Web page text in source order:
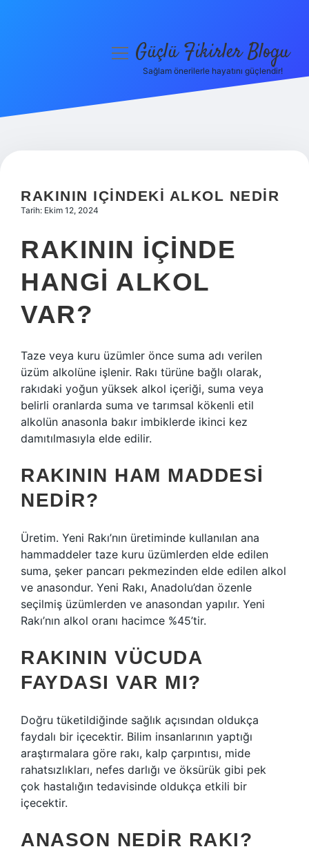
Hakkımızda
menüyüGüçlü Fikirler Blogu
Sağlam önerilerle hayatını güçlendir!
RAKININ IÇINDEKI ALKOL NEDIR
Tarih: Ekim 12, 2024
RAKININ IÇINDE
HANGI ALKOL
VAR?
Taze veya kuru üzümler önce suma adı verilen
üzüm alkolüne işlenir. Rakı türüne bağlı olarak,
rakıdaki yoğun yüksek alkol içeriği, suma veya
belirli oranlarda suma ve tarımsal kökenli etil
alkolün anasonla bakır imbiklerde ikinci kez
damıtılmasıyla elde edilir.
RAKININ HAM MADDESI
NEDIR?
Üretim. Yeni Rakı’nın üretiminde kullanılan ana
hammaddeler taze kuru üzümlerden elde edilen
suma, şeker pancarı pekmezinden elde edilen alkol
ve anasondur. Yeni Rakı, Anadolu’dan özenle
seçilmiş üzümlerden ve anasondan yapılır. Yeni
Rakı’nın alkol oranı hacimce %45’tir.
RAKININ VÜCUDA
FAYDASI VAR MI?
Doğru tüketildiğinde sağlık açısından oldukça
faydalı bir içecektir. Bilim insanlarının yaptığı
araştırmalara göre rakı, kalp çarpıntısı, mide
rahatsızlıkları, nefes darlığı ve öksürük gibi pek
çok hastalığın tedavisinde oldukça etkili bir
içecektir.
ANASON NEDIR RAKI?